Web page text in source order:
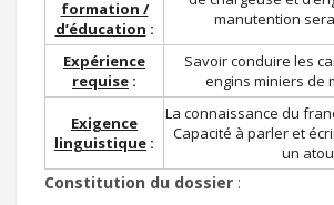
formation /
d’éducation :
manutention
Expérience
requise :
Savoir conduire les
engins miniers de
Exigence
linguistique :
La connaissance du
Capacité à parler et
un
Constitution du dossier :